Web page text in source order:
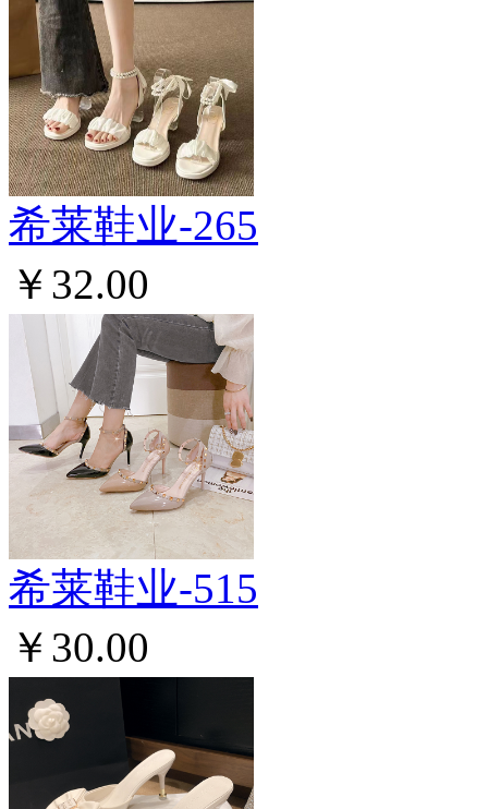
希莱鞋业-265
￥32.00
希莱鞋业-515
￥30.00